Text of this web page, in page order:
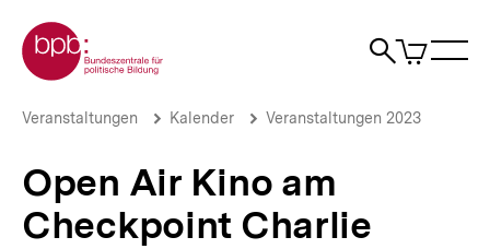
zum
Seiteninhalt
springen
Zur Startseite der bpb
Suche
Artikel
im
Open
am
Checkpoint
Charlie
Brotkrümelnavigation
Pfadnavigation
Veranstaltungen Kalender Veranstaltungen 2023
Open Air Kino am
Checkpoint Charlie